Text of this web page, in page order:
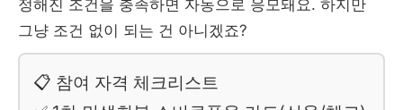
정해진 조건을 충족하면 자동으로 응모돼요. 하지만
그냥 조건 없이 되는 건 아니겠죠?
📋 참여 자격 체크리스트